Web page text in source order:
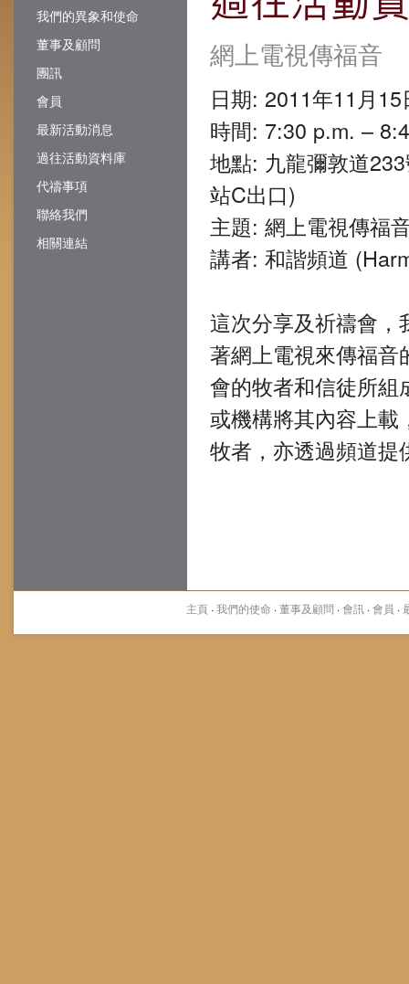
我們的異象和使命
董事及顧問
團訊
會員
最新活動消息
過往活動資料庫
代禱事項
聯絡我們
相關連結
網上電視傳福音
日期: 2011年11月
時間: 7:30 p.m. –
地點: 九龍彌敦道
站C出口)
主題: 網上電視傳福
講者: 和諧頻道
這次分享及祈禱會
著網上電視來傳福音
會的牧者和信徒所組
或機構將其內容上載
牧者，亦透過頻道提
主頁·我們的使命 ·董事及顧問 ·會訊·會員 ·